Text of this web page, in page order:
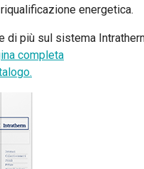
energetica.
di più sul sistema
completa